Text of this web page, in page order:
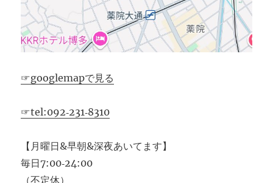
☞googlemapで見る
☞tel:092‐231‐8310
【月曜日&早朝&深夜あいてます】
毎日7:00‐24:00
（不定休）